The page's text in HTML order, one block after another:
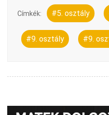
Címkék: #5. osztály
#9. osztály #9.